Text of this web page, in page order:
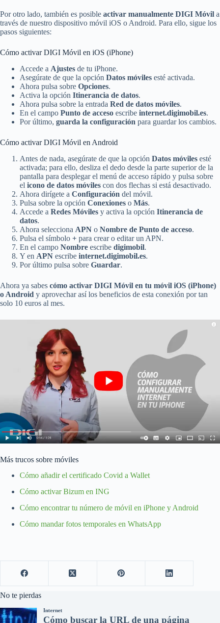
Por otro lado, también es posible activar manualmente DIGI Móvil a
través de nuestro dispositivo móvil iOS o Android. Para ello, sigue los
pasos siguientes:
Cómo activar DIGI Móvil en iOS (iPhone)
Accede a Ajustes de tu iPhone.
Asegúrate de que la opción Datos móviles esté activada.
Ahora pulsa sobre Opciones.
Activa la opción Itinerancia de datos.
Ahora pulsa sobre la entrada Red de datos móviles.
En el campo Punto de acceso escribe internet.digimobil.es.
Por último, guarda la configuración para guardar los cambios.
Cómo activar DIGI Móvil en Android
Antes de nada, asegúrate de que la opción Datos móviles esté
activada; para ello, desliza el dedo desde la parte superior de la
pantalla para desplegar el menú de acceso rápido y pulsa sobre
el icono de datos móviles con dos flechas si está desactivado.
Ahora dirígete a Configuración del móvil.
Pulsa sobre la opción Conexiones o Más.
Accede a Redes Móviles y activa la opción Itinerancia de
datos.
Ahora selecciona APN o Nombre de Punto de acceso.
Pulsa el símbolo + para crear o editar un APN.
En el campo Nombre escribe digimobil.
Y en APN escribe internet.digimobil.es.
Por último pulsa sobre Guardar.
Ahora ya sabes cómo activar DIGI Móvil en tu móvil iOS (iPhone)
o Android y aprovechar así los beneficios de esta conexión por tan
solo 10 euros al mes.
Más trucos sobre móviles
Cómo añadir el certificado Covid a Wallet
Cómo activar Bizum en ING
Cómo encontrar tu número de móvil en iPhone y Android
Cómo mandar fotos temporales en WhatsApp
No te pierdas